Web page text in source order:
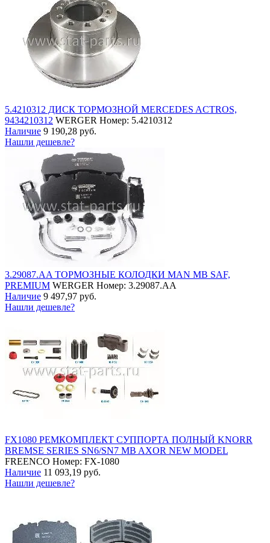
5.4210312 ДИСК ТОРМОЗНОЙ MERCEDES ACTROS,
9434210312 WERGER Номер: 5.4210312
Наличие 9 190,28 руб.
Нашли дешевле?
3.29087.AA ТОРМОЗНЫЕ КОЛОДКИ MAN MB SAF,
PREMIUM WERGER Номер: 3.29087.AA
Наличие 9 497,97 руб.
Нашли дешевле?
FX1080 РЕМКОМПЛЕКТ СУППОРТА ПОЛНЫЙ KNORR
BREMSE SERIES SN6/SN7 MB AXOR NEW MODEL
FREENCO Номер: FX-1080
Наличие 11 093,19 руб.
Нашли дешевле?